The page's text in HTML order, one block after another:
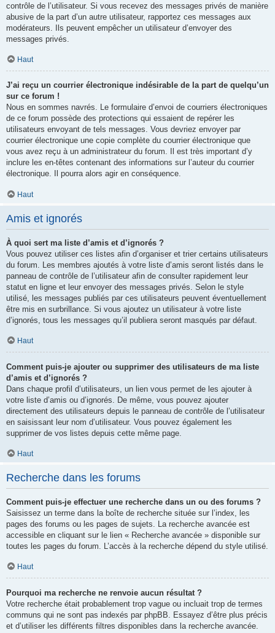
contrôle de l’utilisateur. Si vous recevez des messages privés de manière
abusive de la part d’un autre utilisateur, rapportez ces messages aux
modérateurs. Ils peuvent empêcher un utilisateur d’envoyer des
messages privés.
Haut
J’ai reçu un courrier électronique indésirable de la part de quelqu’un
sur ce forum !
Nous en sommes navrés. Le formulaire d’envoi de courriers électroniques
de ce forum possède des protections qui essaient de repérer les
utilisateurs envoyant de tels messages. Vous devriez envoyer par
courrier électronique une copie complète du courrier électronique que
vous avez reçu à un administrateur du forum. Il est très important d’y
inclure les en-têtes contenant des informations sur l’auteur du courrier
électronique. Il pourra alors agir en conséquence.
Haut
Amis et ignorés
À quoi sert ma liste d’amis et d’ignorés ?
Vous pouvez utiliser ces listes afin d’organiser et trier certains utilisateurs
du forum. Les membres ajoutés à votre liste d’amis seront listés dans le
panneau de contrôle de l’utilisateur afin de consulter rapidement leur
statut en ligne et leur envoyer des messages privés. Selon le style
utilisé, les messages publiés par ces utilisateurs peuvent éventuellement
être mis en surbrillance. Si vous ajoutez un utilisateur à votre liste
d’ignorés, tous les messages qu’il publiera seront masqués par défaut.
Haut
Comment puis-je ajouter ou supprimer des utilisateurs de ma liste
d’amis et d’ignorés ?
Dans chaque profil d’utilisateurs, un lien vous permet de les ajouter à
votre liste d’amis ou d’ignorés. De même, vous pouvez ajouter
directement des utilisateurs depuis le panneau de contrôle de l’utilisateur
en saisissant leur nom d’utilisateur. Vous pouvez également les
supprimer de vos listes depuis cette même page.
Haut
Recherche dans les forums
Comment puis-je effectuer une recherche dans un ou des forums ?
Saisissez un terme dans la boîte de recherche située sur l’index, les
pages des forums ou les pages de sujets. La recherche avancée est
accessible en cliquant sur le lien « Recherche avancée » disponible sur
toutes les pages du forum. L’accès à la recherche dépend du style utilisé.
Haut
Pourquoi ma recherche ne renvoie aucun résultat ?
Votre recherche était probablement trop vague ou incluait trop de termes
communs qui ne sont pas indexés par phpBB. Essayez d’être plus précis
et d’utiliser les différents filtres disponibles dans la recherche avancée.